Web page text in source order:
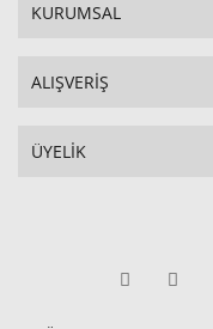
KURUMSAL
ALIŞVERİŞ
ÜYELİK